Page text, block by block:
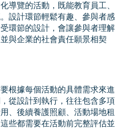
導覽的活動，既能教育員工、
設計環節輕鬆有趣、參與者感
環節的設計，會讓參與者理解
與企業的社會責任願景相契
根據每個活動的具體需求來進
從設計到執行，往往包含多項
、後續養護照顧、活動場地租
些都需要在活動前完整評估並